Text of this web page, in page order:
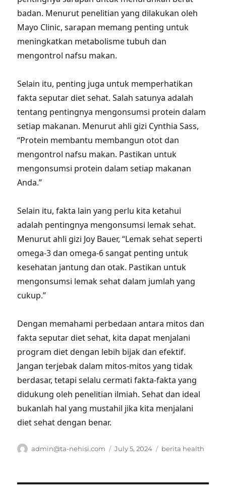
badan. Menurut penelitian yang dilakukan oleh
Mayo Clinic, sarapan memang penting untuk
meningkatkan metabolisme tubuh dan
mengontrol nafsu makan.
Selain itu, penting juga untuk memperhatikan
fakta seputar diet sehat. Salah satunya adalah
tentang pentingnya mengonsumsi protein dalam
setiap makanan. Menurut ahli gizi Cynthia Sass,
“Protein membantu membangun otot dan
mengontrol nafsu makan. Pastikan untuk
mengonsumsi protein dalam setiap makanan
Anda.”
Selain itu, fakta lain yang perlu kita ketahui
adalah pentingnya mengonsumsi lemak sehat.
Menurut ahli gizi Joy Bauer, “Lemak sehat seperti
omega-3 dan omega-6 sangat penting untuk
kesehatan jantung dan otak. Pastikan untuk
mengonsumsi lemak sehat dalam jumlah yang
cukup.”
Dengan memahami perbedaan antara mitos dan
fakta seputar diet sehat, kita dapat menjalani
program diet dengan lebih bijak dan efektif.
Jangan terjebak dalam mitos-mitos yang tidak
berdasar, tetapi selalu cermati fakta-fakta yang
didukung oleh penelitian ilmiah. Sehat dan ideal
bukanlah hal yang mustahil jika kita menjalani
diet sehat dengan benar.
Author
admin@ta-nehisi.com
Posted
July 5, 2024 Tags
berita health